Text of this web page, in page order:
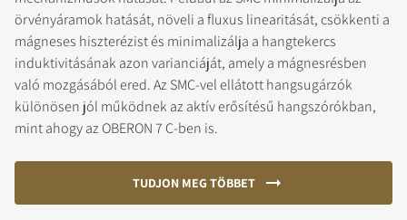
örvényáramok hatását, növeli a fluxus linearitását, csökkenti a
mágneses hiszterézist és minimalizálja a hangtekercs
induktivitásának azon varianciáját, amely a mágnesrésben
való mozgásából ered. Az SMC-vel ellátott hangsugárzók
különösen jól működnek az aktív erősítésű hangszórókban,
mint ahogy az OBERON 7 C-ben is.
TUDJON MEG TÖBBET